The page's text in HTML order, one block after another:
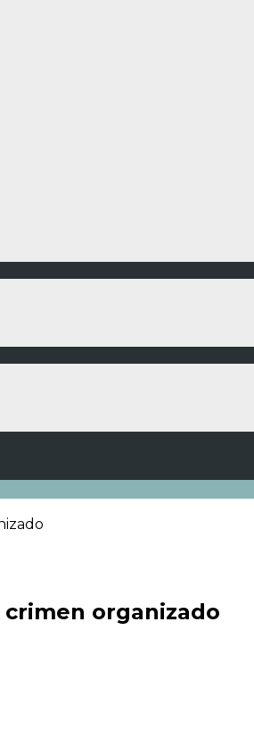
organizado